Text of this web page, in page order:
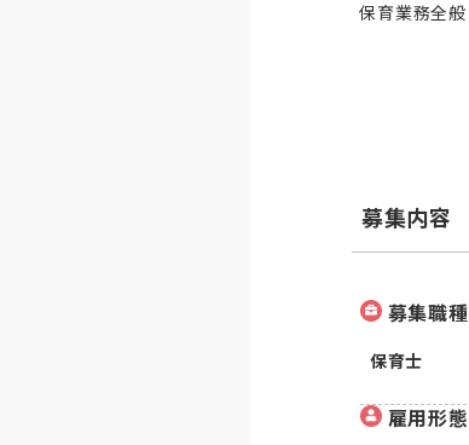
保育業務全般
募集内容
募集職種
保育士
雇用形態